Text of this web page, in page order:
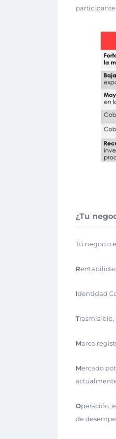
participante
¿Tu
Tú negocio
R
Identidad
Trasmisible,
Marca
Mercado
Operación,
de